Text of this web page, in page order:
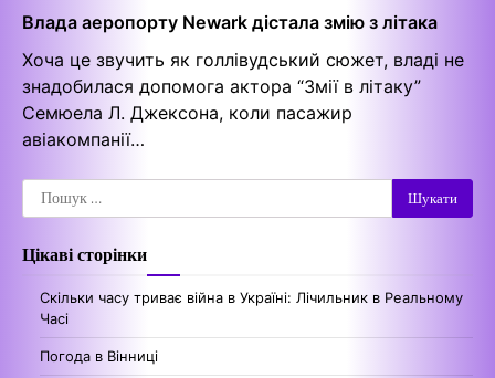
Влада аеропорту Newark дістала змію з літака
Хоча це звучить як голлівудський сюжет, владі не
знадобилася допомога актора “Змії в літаку”
Семюела Л. Джексона, коли пасажир
авіакомпанії…
Пошук:
Цікаві сторінки
Скільки часу триває війна в Україні: Лічильник в Реальному
Часі
Погода в Вінниці